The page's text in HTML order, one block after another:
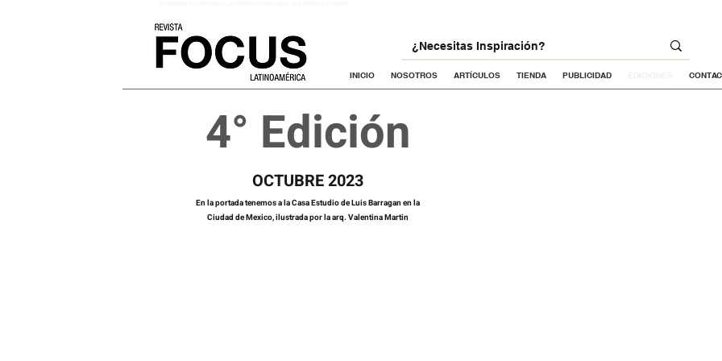
INICIO NOSOTROS ARTÍCULOS TIENDA PUBLICIDAD
4° Edición
OCTUBRE 2023
En la portada tenemos a la Casa Estudio de Luis Barragan en la
Ciudad de Mexico, ilustrada por laarq. Valentina Martin